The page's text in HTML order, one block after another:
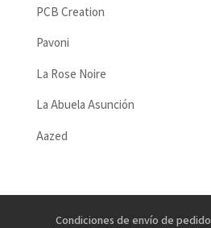
PCB Creation
Pavoni
La Rose Noire
La Abuela Asunción
Aazed
Condiciones de envío de